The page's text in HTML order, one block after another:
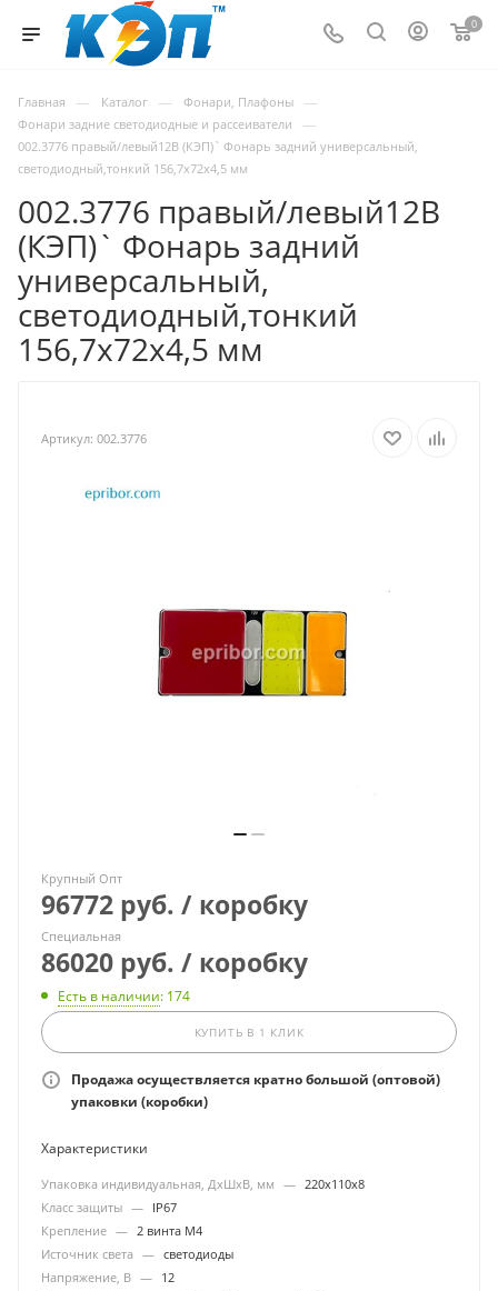
0
Главная — Каталог — Фонари, Плафоны —
Фонари задние светодиодные и рассеиватели —
002.3776 правый/левый12В (КЭП)` Фонарь задний универсальный,
светодиодный,тонкий 156,7х72х4,5 мм
002.3776 правый/левый12В
(КЭП)` Фонарь задний
универсальный,
светодиодный,тонкий
156,7х72х4,5 мм
Артикул: 002.3776
Крупный Опт
96772 руб. / коробку
Специальная
86020 руб. / коробку
Есть в наличии: 174
КУПИТЬ В 1 КЛИК
Продажа осуществляется кратно большой (оптовой)
упаковки (коробки)
Характеристики
Упаковка индивидуальная, ДхШхВ, мм — 220х110х8
Класс защиты — IP67
Крепление — 2 винта М4
Источник света — светодиоды
Напряжение, В — 12